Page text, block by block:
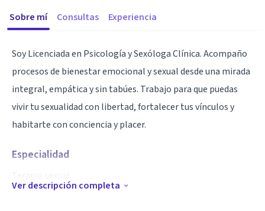
Sobre mí Consultas Experiencia
Soy Licenciada en Psicología y Sexóloga Clínica. Acompaño
procesos de bienestar emocional y sexual desde una mirada
integral, empática y sin tabúes. Trabajo para que puedas
vivir tu sexualidad con libertad, fortalecer tus vínculos y
habitarte con conciencia y placer.
Especialidad
Terapia psicologica
Ver descripción completa